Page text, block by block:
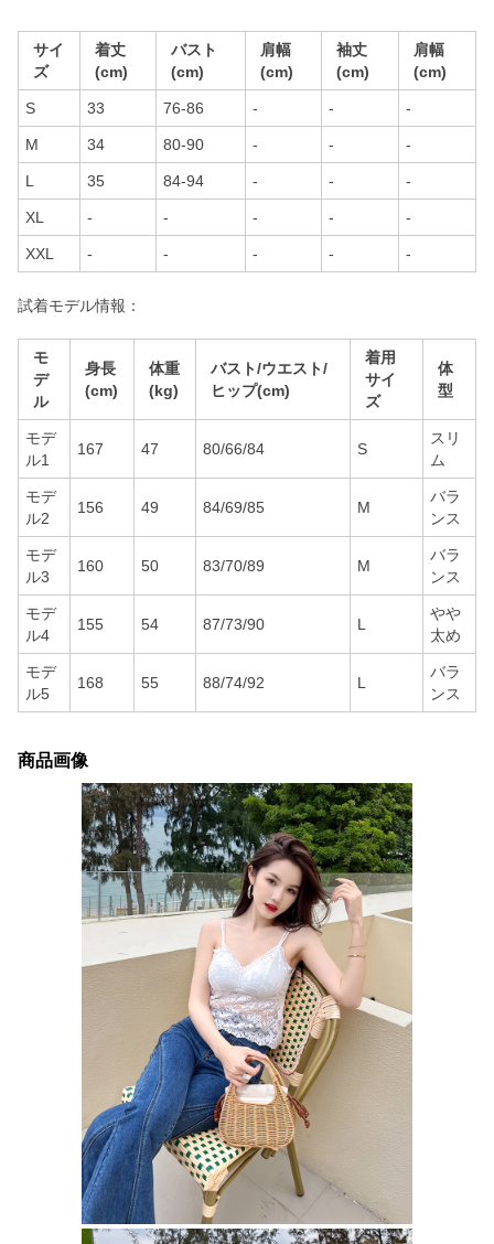
サイ
ズ
着丈
(cm)
バスト
(cm)
肩幅
(cm)
袖丈
(cm)
肩幅
(cm)
S 33 76-86 - - -
M 34 80-90 - - -
L 35 84-94 - - -
XL - - - - -
XXL - - - - -
試着モデル情報：
モ
デ
ル
身長
(cm)
体重
(kg)
バスト/ウエスト/
ヒップ(cm)
着用
サイ
ズ
体
型
モデ
ル1
167 47 80/66/84 S
スリ
ム
モデ
ル2
156 49 84/69/85 M
バラ
ンス
モデ
ル3
160 50 83/70/89 M
バラ
ンス
モデ
ル4
155 54 87/73/90 L
やや
太め
モデ
ル5
168 55 88/74/92 L
バラ
ンス
商品画像